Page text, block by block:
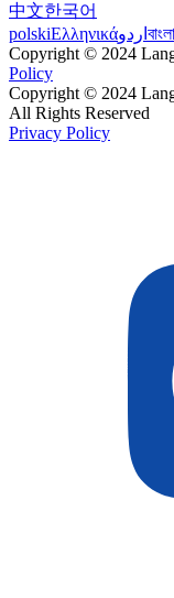
中文한국어
polskiΕλληνικάاردو বাংলা
Copyright © 2024
Policy
Copyright © 2024
All Rights Reserved
Privacy Policy